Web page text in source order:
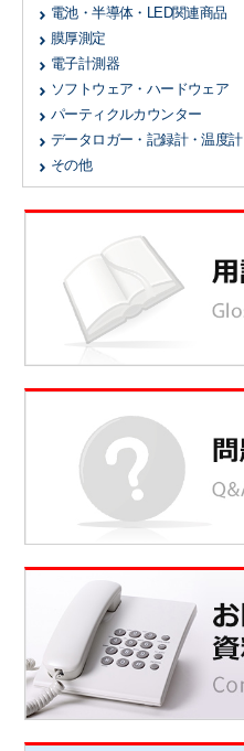
電池・半導体・LED関連商品
膜厚測定
電子計測器
ソフトウェア・ハードウェア
パーティクルカウンター
データロガー・記録計・温度計
その他